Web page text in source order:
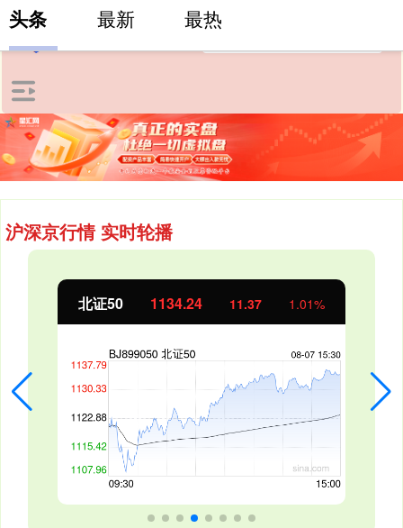
沪深京行情 实时轮播
北证50 1134.24 11.37 1.01%
头条 最新 最热